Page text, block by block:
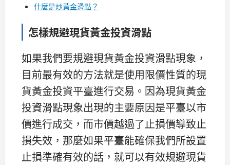
什麼是炒黃金滑點？
怎樣規避現貨黃金投資滑點
如果我們要規避現貨黃金投資滑點現象，
目前最有效的方法就是使用限價性質的現
貨黃金投資平臺進行交易。因為現貨黃金
投資滑點現象出現的主要原因是平臺以市
價進行成交，而市價越過了止損價導致止
損失效，那麼如果平臺能確保我們所設置
止損準確有效的話，就可以有效規避現貨